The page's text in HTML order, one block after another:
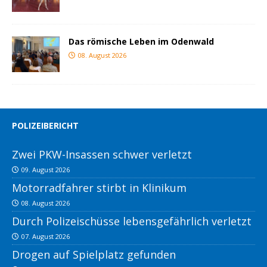
Das römische Leben im Odenwald
08. August 2026
POLIZEIBERICHT
Zwei PKW-Insassen schwer verletzt
09. August 2026
Motorradfahrer stirbt in Klinikum
08. August 2026
Durch Polizeischüsse lebensgefährlich verletzt
07. August 2026
Drogen auf Spielplatz gefunden